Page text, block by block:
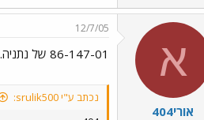
א
אורי404
12/7/05
86-147-01 של נתניה.
נכתב ע"י srulik500: